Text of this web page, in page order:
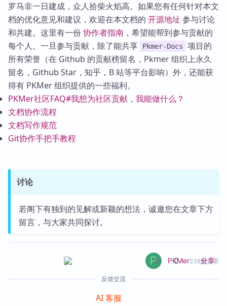
罗马非一日建成，众人拾柴火焰高。如果您有任何针对本文
档的优化意见和建议，欢迎在本文档的 开源地址 参与讨论
和共建。这里有一份协作者指南 ，希望能帮到参与贡献的
每个人。一旦参与贡献，除了能共享
Pkmer-Docs
项目的
所有荣誉（在 Github 的贡献榜留名，Pkmer 组织上永久
留名，Github Star，知乎，B 站等平台影响）外，还能获
得有 PKMer 组织提供的一些福利。
PKMer社区FAQ#我想为社区贡献，我能做什么？
文档协作流程
文档写作规范
Git协作手把手教程
讨论
若阁下有独到的见解或新颖的想法，诚邀您在文章下方
留言，与大家共同探讨。
PKMer238篇文章
0 0 分享
反馈交流
AI 客服